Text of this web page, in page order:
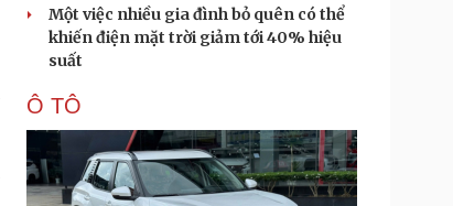
Một việc nhiều gia đình bỏ quên có thể
khiến điện mặt trời giảm tới 40% hiệu
suất
Ô TÔ